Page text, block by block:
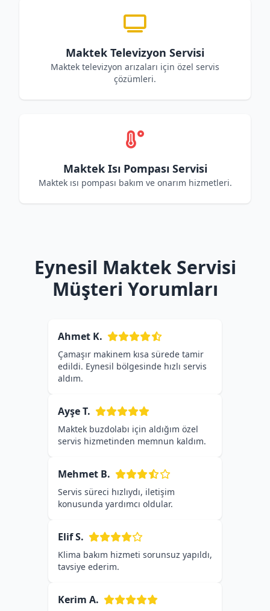
Maktek Televizyon Servisi
Maktek televizyon arızaları için özel servis
çözümleri.
Maktek Isı Pompası Servisi
Maktek ısı pompası bakım ve onarım hizmetleri.
Eynesil Maktek Servisi
Müşteri Yorumları
Ahmet K.
Çamaşır makinem kısa sürede tamir
edildi. Eynesil bölgesinde hızlı servis
aldım.
Ayşe T.
Maktek buzdolabı için aldığım özel
servis hizmetinden memnun kaldım.
Mehmet B.
Servis süreci hızlıydı, iletişim
konusunda yardımcı oldular.
Elif S.
Klima bakım hizmeti sorunsuz yapıldı,
tavsiye ederim.
Kerim A.